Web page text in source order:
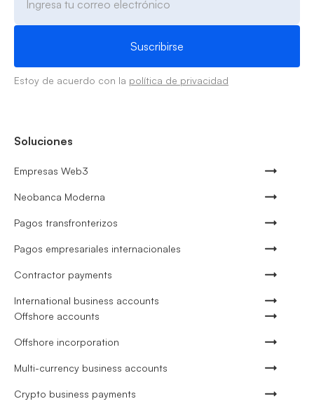
Estoy de acuerdo con la política de privacidad
Soluciones
Empresas Web3
Neobanca Moderna
Pagos transfronterizos
Pagos empresariales internacionales
Contractor payments
International business accounts
Offshore accounts
Offshore incorporation
Multi-currency business accounts
Crypto business payments